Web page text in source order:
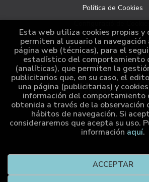
Política de Cookies
ATENCIÓ AL
Qui som
Comandes especials
Distribució
Cumio Editora . Tots els Drets
Esta web utiliza cookies propias y
permiten al usuario la navegación
página web (técnicas), para el
estadístico del comportamiento
(analíticas), que permiten la
publicitarios que, en su caso, el
una página (publicitarias) y
información del comportamiento
obtenida a través de la observación
hábitos de navegación. Si
consideraremos que acepta su uso.
información aquí.
ACCEPTAR